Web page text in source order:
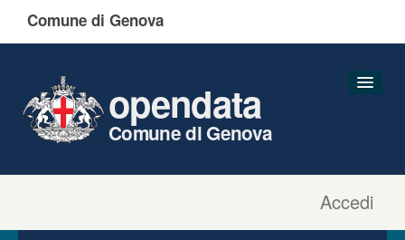
Comune di Genova
Accedi
opendata
Comune di Genova
Organizzazioni